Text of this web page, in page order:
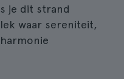
je dit strand
waar sereniteit,